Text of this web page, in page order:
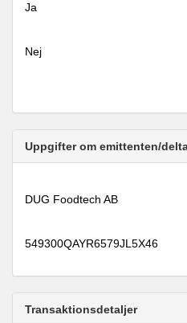
Ja
Nej
Uppgifter om emittenten/
DUG Foodtech AB
549300QAYR6579JL5X46
Transaktionsdetaljer